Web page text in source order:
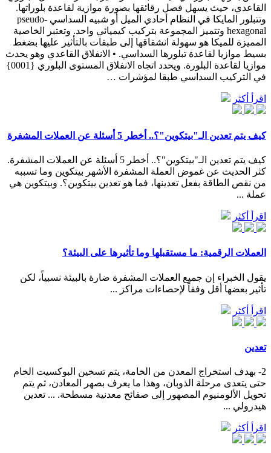
القاعدي، حيث يسهل فصل رقائقها بصورة موازية لقاعدة بلوراتها.
وتتبلور المايكا في النظام أحادي الميل أو شبيه السداسي pseudo-
hexagonal وتتميز المجموعة بتركيب كيميائي واحد. وتعتبر الخاصية
المميزة للميكا هو سهولة انشقاقها إلى طبقات بالتأثير عليها بضغط
بسيط موازيا لقاعدة تبلورها السداسي. • الانفلاق القاعدي وهو يحدث
موازيا لقاعدة البلورة. ويحدد اتجاه الانفلاق المستوى البلوري {0001}
في التركيب السداسي طبقا لمؤشرات …
اقرأ أكثر
كيف يتم تعدين الـ"بيتكوين"؟.. أخطر 5 أسئلة عن العملات المشفرة
كيف يتم تعدين الـ"بيتكوين"؟.. أخطر 5 أسئلة عن العملات المشفرة.
كثر الحديث عن غموض العملة المشفرة الأشهر بيتكوين وما تسببه
من نقص الطاقة بفعل تعدينها، فما هو تعدين بيتكوين؟. وبيتكوين هي
عملة ...
اقرأ أكثر
العملات الرقمية: ما مستقبلها وما تأثيرها على البيئة؟
يقول الخبراء إن جميع العملات المشفرة ضارة بالبيئة نسبياً، لكن
تأثير بعضها أقل وفقاً لإحصاءات مراكز ...
اقرأ أكثر
تعدين
2- بهدف استخراج المعدن من الخامة، يتم تسخين البوكسيت الخام
حتى يتعدى مرحلة الذوبان، وهذا ما يعرف بصهر المعادن، ثم يتم
تحويل الألومنيوم المصهور إلى صفائح معدنية مسطحة. ... تعدين
هيدرولي ...
اقرأ أكثر